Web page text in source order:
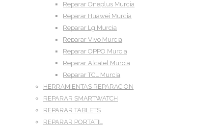
Reparar Oneplus Murcia
Reparar Huawei Murcia
Reparar Lg Murcia
Reparar Vivo Murcia
Reparar OPPO Murcia
Reparar Alcatel Murcia
Reparar TCL Murcia
HERRAMIENTAS REPARACION
REPARAR SMARTWATCH
REPARAR TABLETS
REPARAR PORTATIL